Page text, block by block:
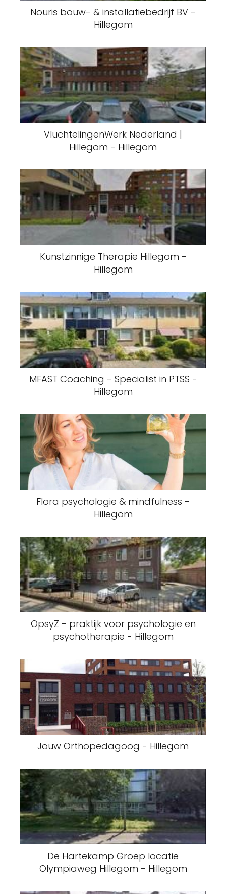
Nouris bouw- & installatiebedrijf BV -
Hillegom
VluchtelingenWerk Nederland |
Hillegom - Hillegom
Kunstzinnige Therapie Hillegom -
Hillegom
MFAST Coaching - Specialist in PTSS -
Hillegom
Flora psychologie & mindfulness -
Hillegom
OpsyZ - praktijk voor psychologie en
psychotherapie - Hillegom
Jouw Orthopedagoog - Hillegom
De Hartekamp Groep locatie
Olympiaweg Hillegom - Hillegom